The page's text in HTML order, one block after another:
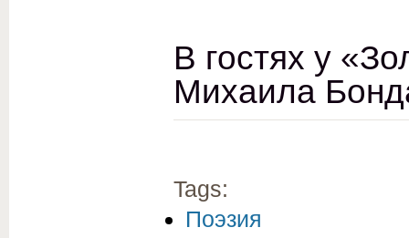
В гостях у
Михаила
Tags:
Поэзия